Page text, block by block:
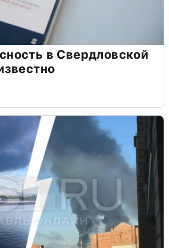
в Свердловской